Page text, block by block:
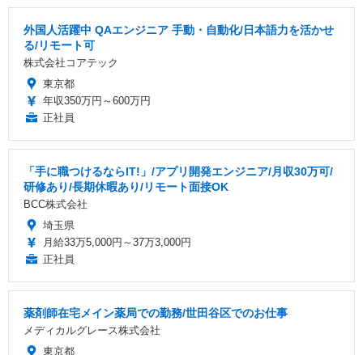
外国人活躍中 QAエンジニア 手動・自動化/日本語力を活かせ
る/リモート可
株式会社コアテック
東京都
年収350万円～600万円
正社員
「手に職つけるならIT!」/アプリ開発エンジニア/月収30万可/
研修あり/長期休暇あり/リモート面接OK
BCC株式会社
埼玉県
月給33万5,000円～37万3,000円
正社員
薬剤師在宅メイン薬局での勤務/世田谷区でのお仕事
メディカルグレース株式会社
東京都